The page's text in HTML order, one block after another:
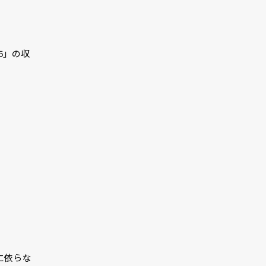
」の収
依らな